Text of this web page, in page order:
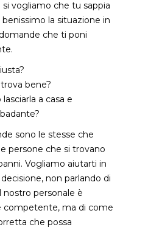
si vogliamo che tu sappia
la situazione in
che ti poni
bene?
a casa e
sono le stesse che
persone che si trovano
Vogliamo aiutarti in
non parlando di
nostro personale è
competente, ma di come
che possa